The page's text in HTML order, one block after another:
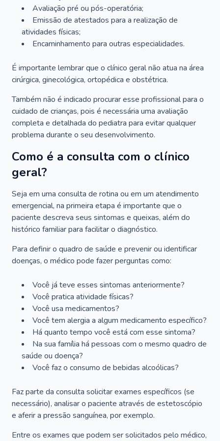
Avaliação pré ou pós-operatória;
Emissão de atestados para a realização de
atividades físicas;
Encaminhamento para outras especialidades.
É importante lembrar que o clínico geral não atua na área
cirúrgica, ginecológica, ortopédica e obstétrica.
Também não é indicado procurar esse profissional para o
cuidado de crianças, pois é necessária uma avaliação
completa e detalhada do pediatra para evitar qualquer
problema durante o seu desenvolvimento.
Como é a consulta com o clínico
geral?
Seja em uma consulta de rotina ou em um atendimento
emergencial, na primeira etapa é importante que o
paciente descreva seus sintomas e queixas, além do
histórico familiar para facilitar o diagnóstico.
Para definir o quadro de saúde e prevenir ou identificar
doenças, o médico pode fazer perguntas como:
Você já teve esses sintomas anteriormente?
Você pratica atividade físicas?
Você usa medicamentos?
Você tem alergia a algum medicamento específico?
Há quanto tempo você está com esse sintoma?
Na sua família há pessoas com o mesmo quadro de
saúde ou doença?
Você faz o consumo de bebidas alcoólicas?
Faz parte da consulta solicitar exames específicos (se
necessário), analisar o paciente através de estetoscópio
e aferir a pressão sanguínea, por exemplo.
Entre os exames que podem ser solicitados pelo médico,